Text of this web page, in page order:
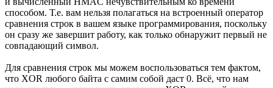
способом. Т.е. вам нельзя полагаться на встроенный оператор
сравнения строк в вашем языке программирования, поскольку
он сразу же завершит работу, как только обнаружит первый не
совпадающий символ.
Для сравнения строк мы можем воспользоваться тем фактом,
что XOR любого байта с самим собой даст 0. Всё, что нам